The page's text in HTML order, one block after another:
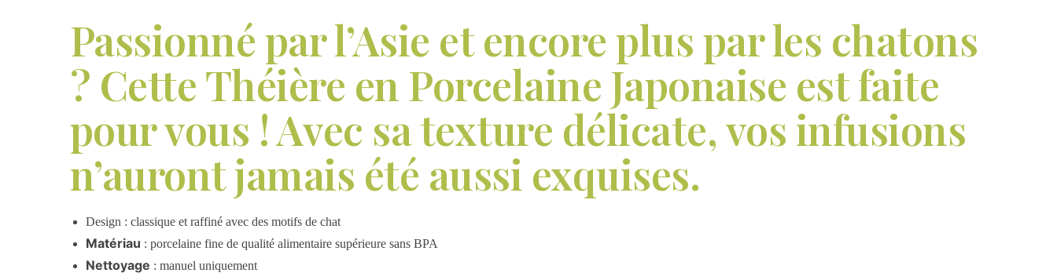
Passionné par l’Asie et encore plus par les chatons
? Cette Théière en Porcelaine Japonaise est faite
pour vous ! Avec sa texture délicate, vos infusions
n’auront jamais été aussi exquises.
Design : classique et raffiné avec des motifs de chat
Matériau : porcelaine fine de qualité alimentaire supérieure sans BPA
Nettoyage : manuel uniquement